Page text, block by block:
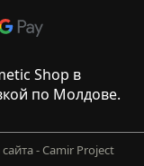
Shop в
по Молдове.
- Camir Project